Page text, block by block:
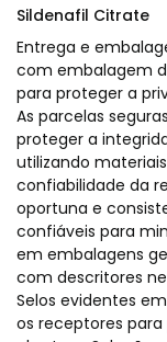
Sildenafil Citrate
Entrega e
com embalagem
para proteger a
As parcelas
proteger a
utilizando
confiabilidade da
oportuna e
confiáveis para
em embalagens
com descritores
Selos evidentes
os receptores